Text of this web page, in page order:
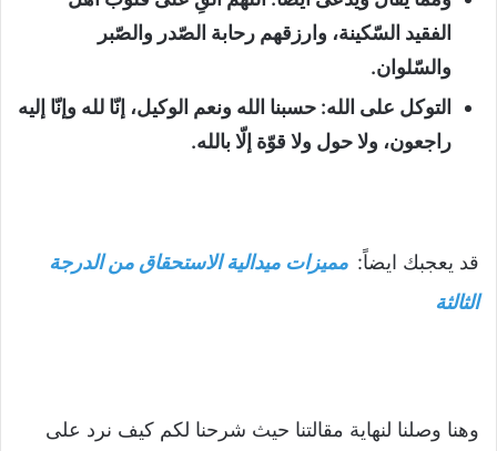
الفقيد السّكينة، وارزقهم رحابة الصّدر والصّبر
والسّلوان.
التوكل على الله: حسبنا الله ونعم الوكيل، إنّا لله وإنّا إليه
راجعون، ولا حول ولا قوّة إلّا بالله.
قد يعجبك ايضاً: مميزات ميدالية الاستحقاق من الدرجة
الثالثة
وهنا وصلنا لنهاية مقالتنا حيث شرحنا لكم كيف نرد على